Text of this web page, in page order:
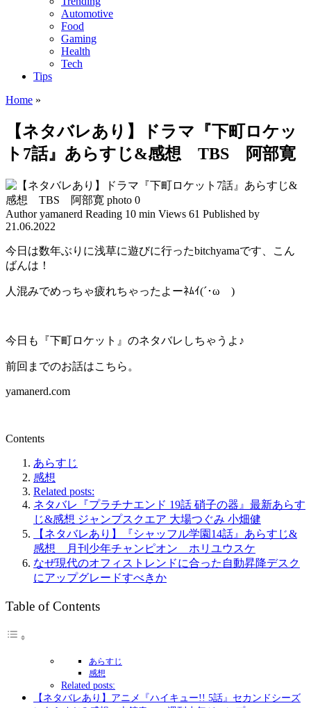
Automotive
Food
Gaming
Health
Tech
Tips
Home »
【ネタバレあり】ドラマ『下町ロケッ
ト7話』あらすじ&感想 TBS 阿部寛
Author yamanerd Reading 10 min Views 61 Published by
21.06.2022
今日は数年ぶりに浅草に遊びに行ったbitchyamaです、こん
ばんは！
人混みでめっちゃ疲れちゃったよーﾈﾑｲ(´･ωゞ)
今日も『下町ロケット』のネタバレしちゃうよ♪
前回までのお話はこちら。
yamanerd.com
Contents
あらすじ
感想
Related posts:
ネタバレ『プラチナエンド 19話 硝子の器』最新あらす
じ&感想 ジャンプスクエア 大場つぐみ 小畑健
【ネタバレあり】『シャッフル学園14話』あらすじ&
感想 月刊少年チャンピオン ホリユウスケ
なぜ現代のオフィストレンドに合った自動昇降デスク
にアップグレードすべきか
Table of Contents
あらすじ
感想
Related posts:
【ネタバレあり】アニメ『ハイキュー!! 5話』セカンドシーズ